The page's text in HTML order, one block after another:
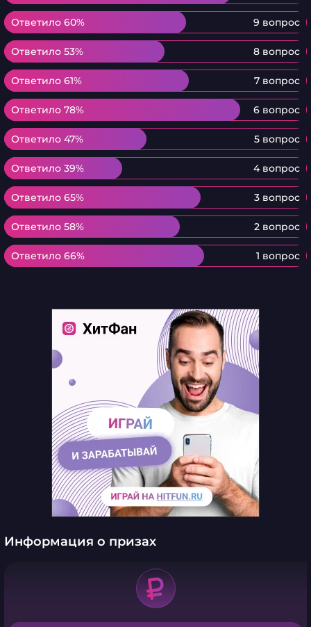
Ответило 60% 9 вопрос
Ответило 60%
Ответило 53% 8 вопрос
Ответило 53%
Ответило 61% 7 вопрос
Ответило 61%
Ответило 78% 6 вопрос
Ответило 78%
Ответило 47% 5 вопрос
Ответило 47%
Ответило 39% 4 вопрос
Ответило 39%
Ответило 65% 3 вопрос
Ответило 65%
Ответило 58% 2 вопрос
Ответило 58%
Ответило 66% 1 вопрос
Ответило 66%
Информация о призах